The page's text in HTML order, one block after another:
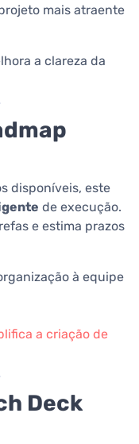
mais atraente
a clareza da
disponíveis, este
de execução.
e estima prazos
à equipe
a criação de
Deck